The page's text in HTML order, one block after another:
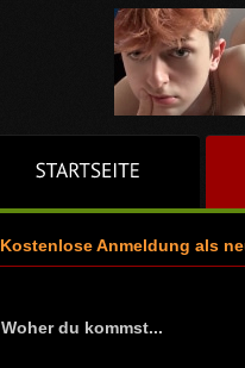
Kostenlose Anmeldung als
Woher du kommst...